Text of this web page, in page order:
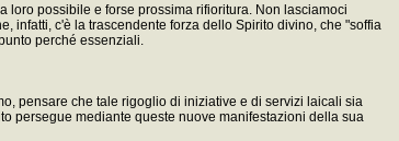
loro possibile e forse prossima rifioritura. Non lasciamoci
infatti, c'è la trascendente forza dello Spirito divino, che "soffia
perché essenziali.
pensare che tale rigoglio di iniziative e di servizi laicali sia
persegue mediante queste nuove manifestazioni della sua